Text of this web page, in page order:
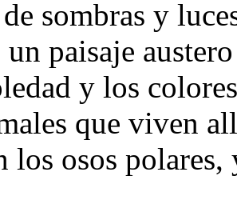
sombras y
paisaje
y los
que viven
los osos